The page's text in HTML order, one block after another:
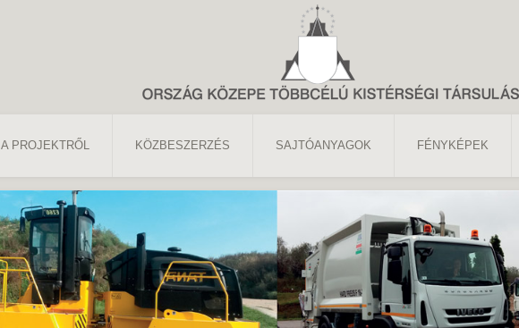
A PROJEKTRŐL KÖZBESZERZÉS SAJTÓANYAGOK FÉNYKÉPEK